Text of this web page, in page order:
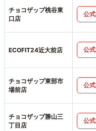
チョコザップ桃谷東
口店
公式
ECOFIT24近大前店 公式
チョコザップ東部市
場前店
公式
チョコザップ勝山三
丁目店
公式